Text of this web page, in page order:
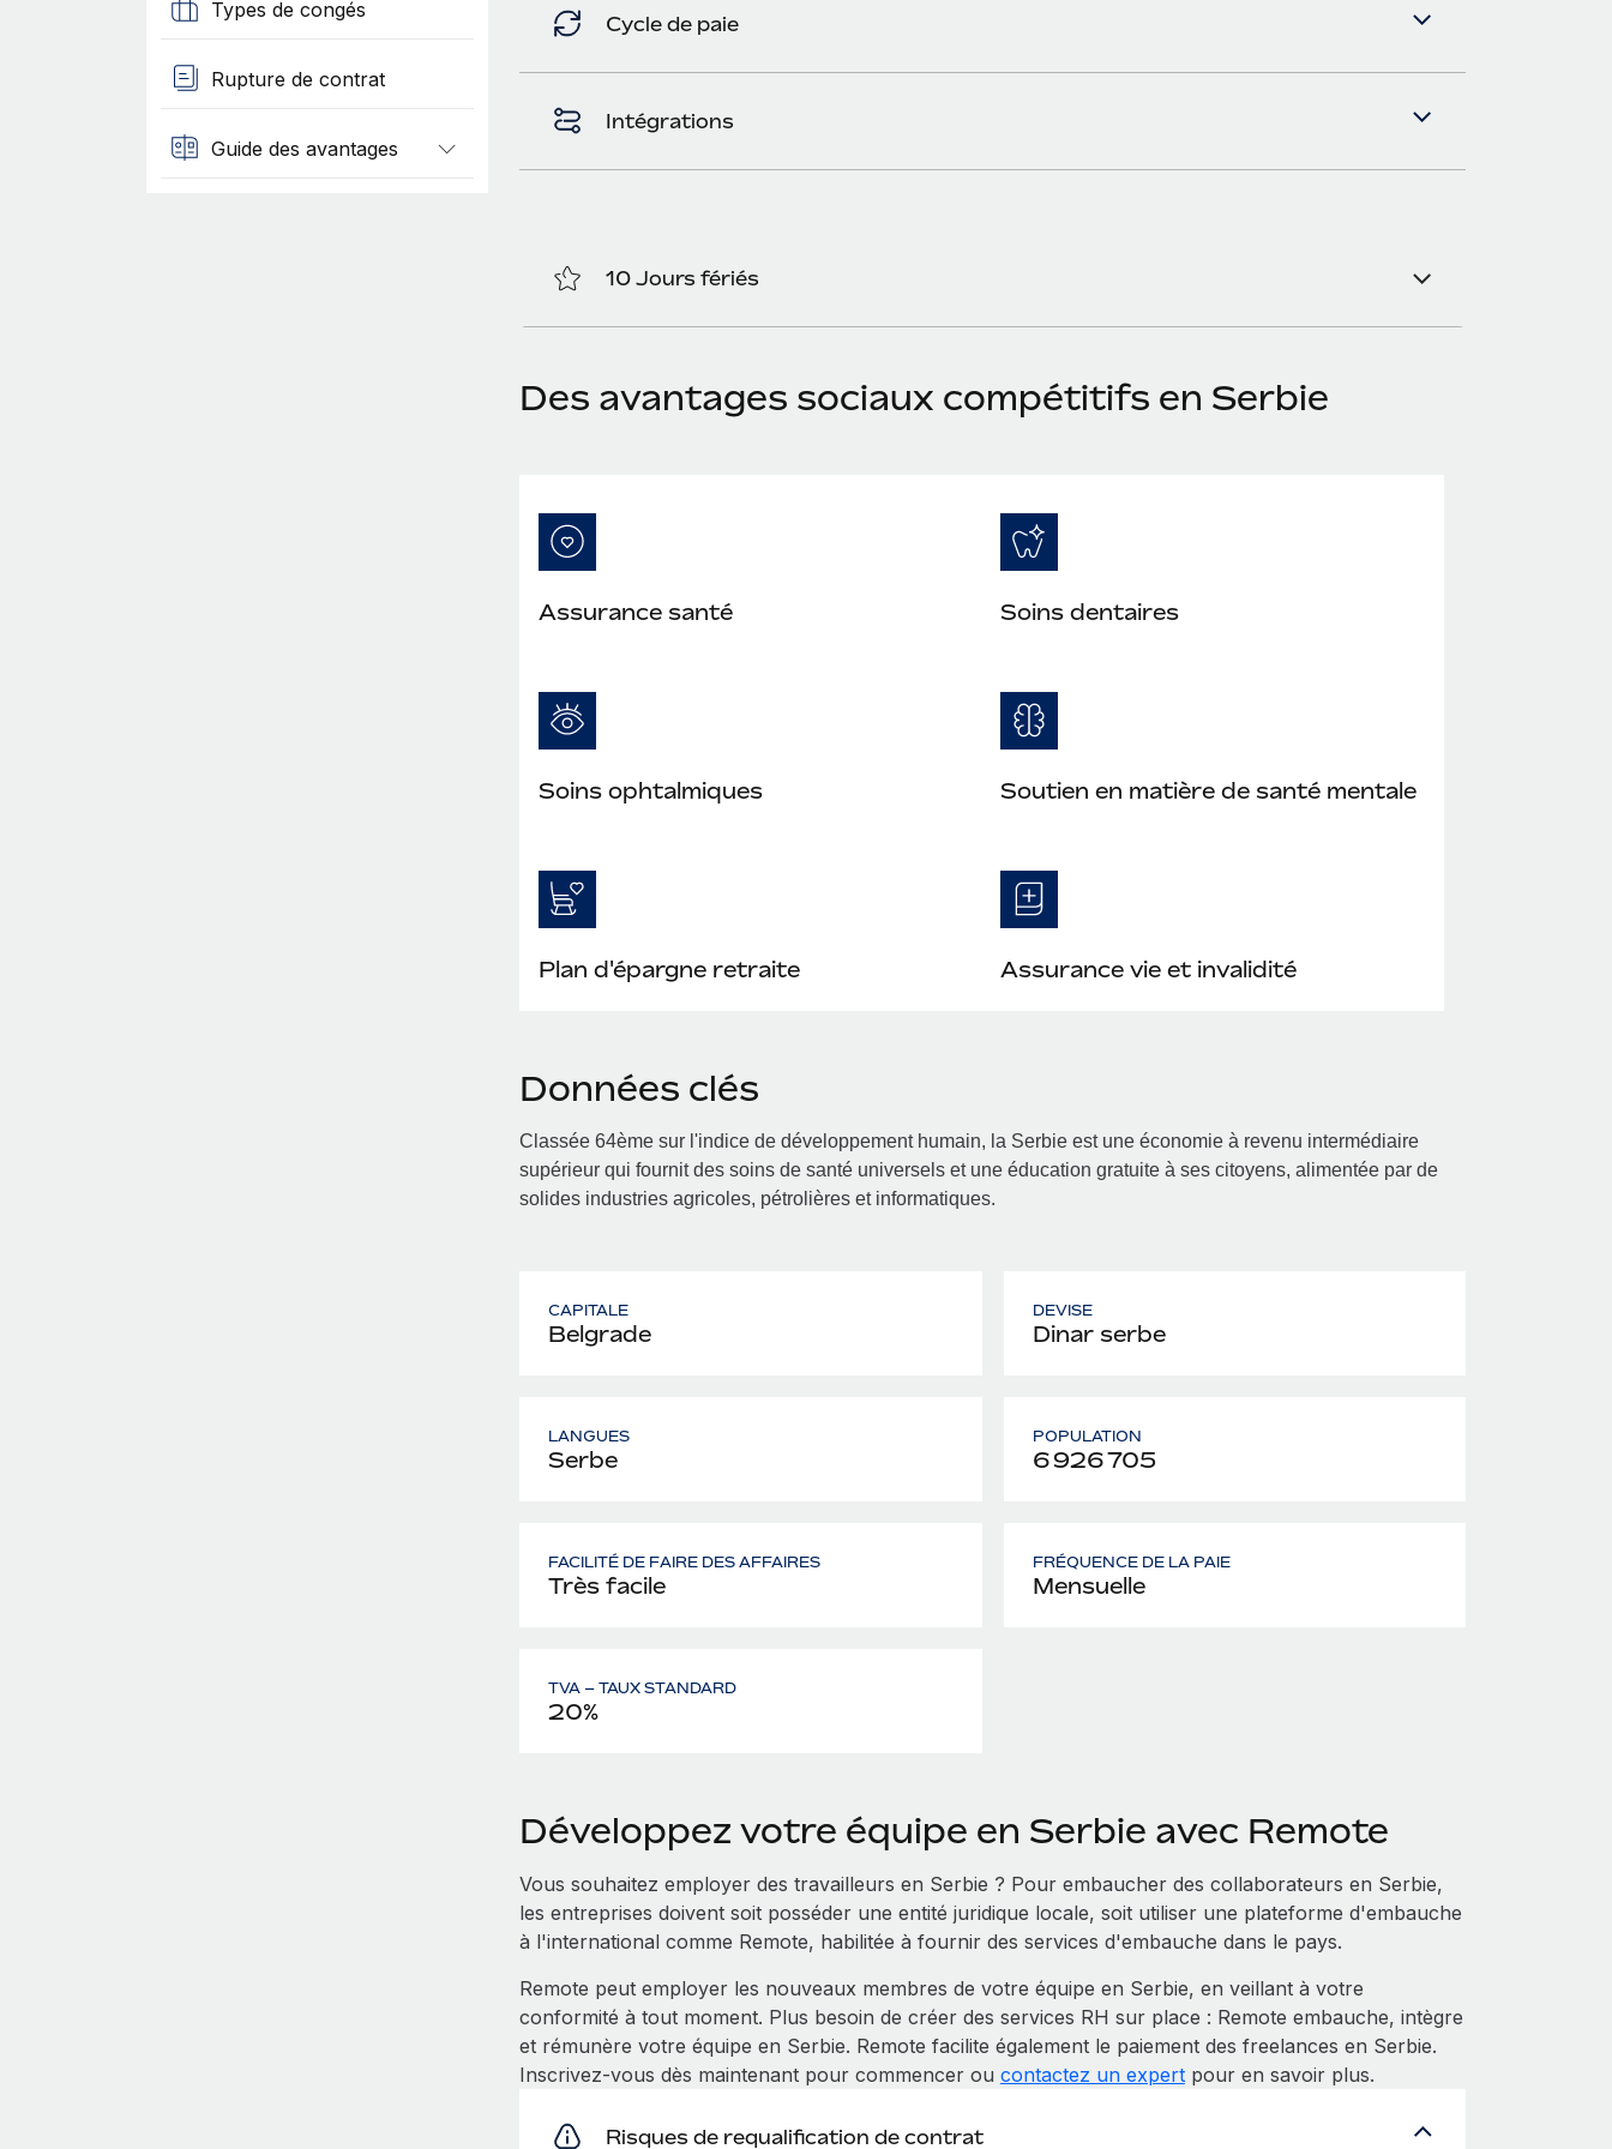
Types de congés
Rupture de contrat
Guide des avantages
Cycle de paie
Intégrations
10 Jours fériés
Des avantages sociaux compétitifs en Serbie
Assurance santé Soins dentaires
Soins ophtalmiques Soutien en matière de santé mentale
Plan d'épargne retraite Assurance vie et invalidité
Données clés
Classée 64ème sur l'indice de développement humain, la Serbie est une économie à revenu intermédiaire
supérieur qui fournit des soins de santé universels et une éducation gratuite à ses citoyens, alimentée par de
solides industries agricoles, pétrolières et informatiques.
CAPITALE
Belgrade
DEVISE
Dinar serbe
LANGUES
Serbe
POPULATION
6 926 705
FACILITÉ DE FAIRE DES AFFAIRES
Très facile
FRÉQUENCE DE LA PAIE
Mensuelle
TVA – TAUX STANDARD
20%
Développez votre équipe en Serbie avec Remote
Vous souhaitez employer des travailleurs en Serbie ? Pour embaucher des collaborateurs en Serbie,
les entreprises doivent soit posséder une entité juridique locale, soit utiliser une plateforme d'embauche
à l'international comme Remote, habilitée à fournir des services d'embauche dans le pays.
Remote peut employer les nouveaux membres de votre équipe en Serbie, en veillant à votre
conformité à tout moment. Plus besoin de créer des services RH sur place : Remote embauche, intègre
et rémunère votre équipe en Serbie. Remote facilite également le paiement des freelances en Serbie.
Inscrivez-vous dès maintenant pour commencer ou contactez un expertpour en savoir plus.
Risques de requalification de contrat